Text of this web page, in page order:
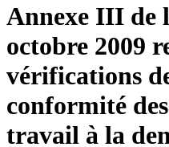
Annexe III de
octobre 2009
vérifications
conformité
travail à la